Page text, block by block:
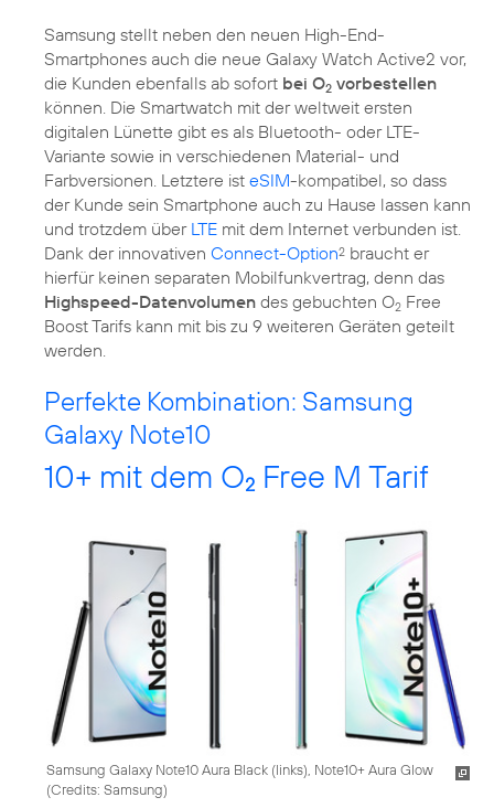
Samsung stellt neben den neuen High-End-
Smartphones auch die neue Galaxy Watch Active2 vor,
die Kunden ebenfalls ab sofort bei O2 vorbestellen
können. Die Smartwatch mit der weltweit ersten
digitalen Lünette gibt es als Bluetooth- oder LTE-
Variante sowie in verschiedenen Material- und
Farbversionen. Letztere ist eSIM-kompatibel, so dass
der Kunde sein Smartphone auch zu Hause lassen kann
und trotzdem über LTE mit dem Internet verbunden ist.
Dank der innovativen Connect-Option2 braucht er
hierfür keinen separaten Mobilfunkvertrag, denn das
Highspeed-Datenvolumen des gebuchten O2 Free
Boost Tarifs kann mit bis zu 9 weiteren Geräten geteilt
werden.
Perfekte Kombination: Samsung
Galaxy Note10
10+ mit dem O2 Free M Tarif
Samsung Galaxy Note10 Aura Black (links), Note10+ Aura Glow
(Credits: Samsung)